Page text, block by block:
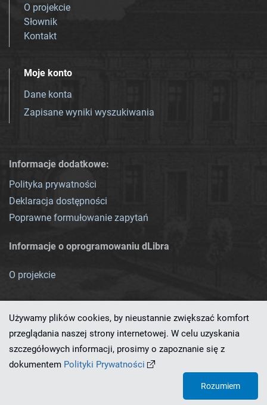
O projekcie
Słownik
Kontakt
Moje konto
Dane konta
Zapisane wyniki wyszukiwania
Informacje dodatkowe:
Polityka prywatności
Deklaracja dostępności
Poprawne formułowanie zapytań
Informacje o oprogramowaniu dLibra
O projekcie
Ten serwis działa dzięki oprogramowaniu
Używamy plików cookies, by nieustannie zwiększać komfort
przeglądania naszej strony internetowej. W celu uzyskania
szczegółowych informacji, prosimy o zapoznanie się z
dokumentem Polityki Prywatności
Rozumiem